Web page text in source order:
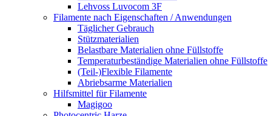
Lehvoss Luvocom 3F
Filamente nach Eigenschaften / Anwendungen
Täglicher Gebrauch
Stützmaterialien
Belastbare Materialien ohne Füllstoffe
Temperaturbeständige Materialien ohne Füllstoffe
(Teil-)Flexible Filamente
Abriebsarme Materialien
Hilfsmittel für Filamente
Magigoo